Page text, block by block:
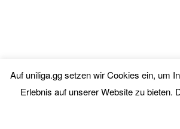
Auf uniliga.gg setzen wir Cookies ein, um
Erlebnis auf unserer Website zu bieten.